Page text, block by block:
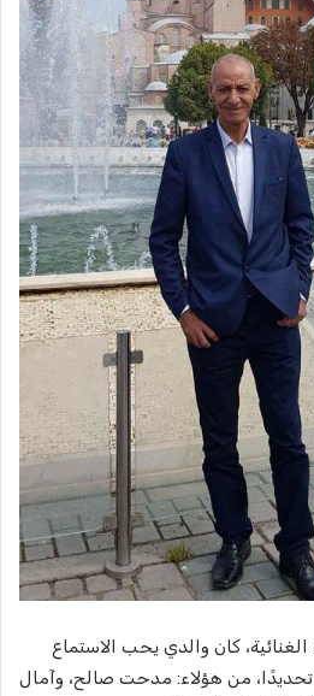
كان والدي يحب الاستماع
تحديدًا، من هؤلاء: مدحت صالح، وآمال